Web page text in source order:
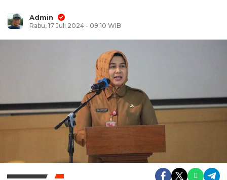
Admin
Rabu, 17 Juli 2024 - 09:10 WIB